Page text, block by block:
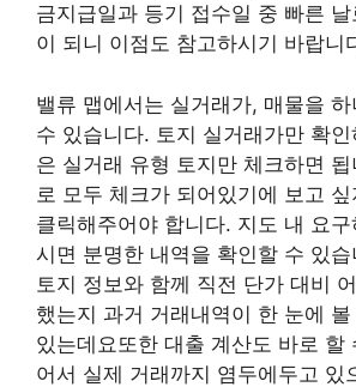
금지급일과 등기 접수일 중 빠른
이 되니 이점도 참고하시기 바랍니
밸류 맵에서는 실거래가, 매물을
수 있습니다. 토지 실거래가만 확
은 실거래 유형 토지만 체크하면
로 모두 체크가 되어있기에 보고
클릭해주어야 합니다. 지도 내 요구
시면 분명한 내역을 확인할 수 있
토지 정보와 함께 직전 단가 대비
했는지 과거 거래내역이 한 눈에
있는데요또한 대출 계산도 바로 할
어서 실제 거래까지 염두에두고 있